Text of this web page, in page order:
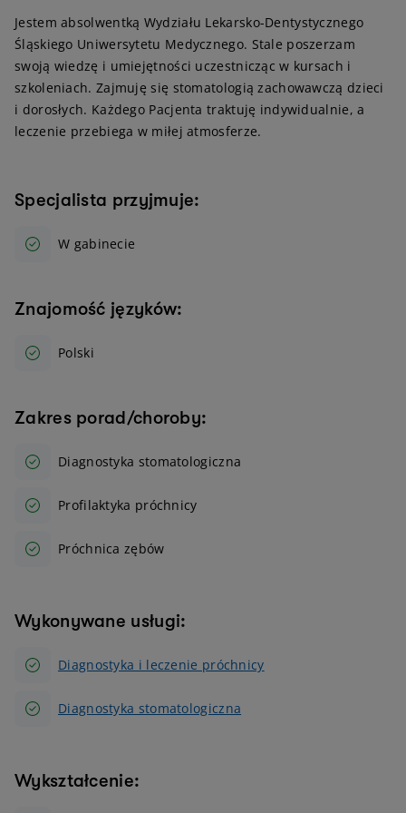
Jestem absolwentką Wydziału Lekarsko-Dentystycznego
Śląskiego Uniwersytetu Medycznego. Stale poszerzam
swoją wiedzę i umiejętności uczestnicząc w kursach i
szkoleniach. Zajmuję się stomatologią zachowawczą dzieci
i dorosłych. Każdego Pacjenta traktuję indywidualnie, a
leczenie przebiega w miłej atmosferze.
Specjalista przyjmuje:
W gabinecie
Znajomość języków:
Polski
Zakres porad/choroby:
Diagnostyka stomatologiczna
Profilaktyka próchnicy
Próchnica zębów
Wykonywane usługi:
Diagnostyka i leczenie próchnicy
Diagnostyka stomatologiczna
Wykształcenie: